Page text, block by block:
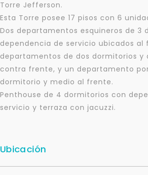
Torre Jefferson.
Esta Torre posee 17 pisos con 6
Dos departamentos esquineros de 3
dependencia de servicio ubicados al
departamentos de dos dormitorios y
contra frente, y un departamento
dormitorio y medio al frente.
Penthouse de 4 dormitorios con
servicio y terraza con jacuzzi.
Ubicación
Para
mejor y más
Déjanos tus datos para identificar tu